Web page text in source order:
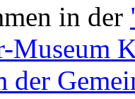
in der
der